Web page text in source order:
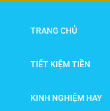
TRANG CHỦ
TIẾT KIỆM TIỀN
KINH NGHIỆM HAY